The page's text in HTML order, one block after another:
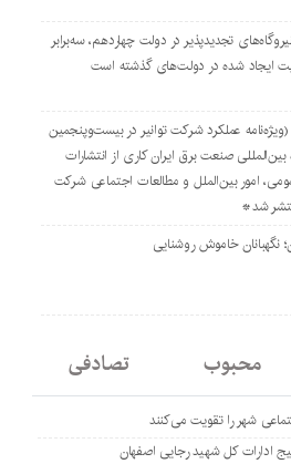
تجدیدپذیر در دولت چهاردهم، سه‌برابر
ایجاد شده در دولت‌های گذشته است
عملکرد شرکت توانیر در بیست‌وپنجمین
بین‌المللی صنعت برق ایران کاری از انتشارات
امور بین‌الملل و مطالعات اجتماعی شرکت
شد*
نگهبانان خاموش روشنایی
محبوب تصادفی
شهر را تقویت می‌کنند
ادارات کل شهید رجایی اصفهان